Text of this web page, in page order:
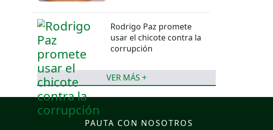
Rodrigo Paz promete
usar el chicote contra la
corrupción
VER MÁS +
PAUTA CON NOSOTROS